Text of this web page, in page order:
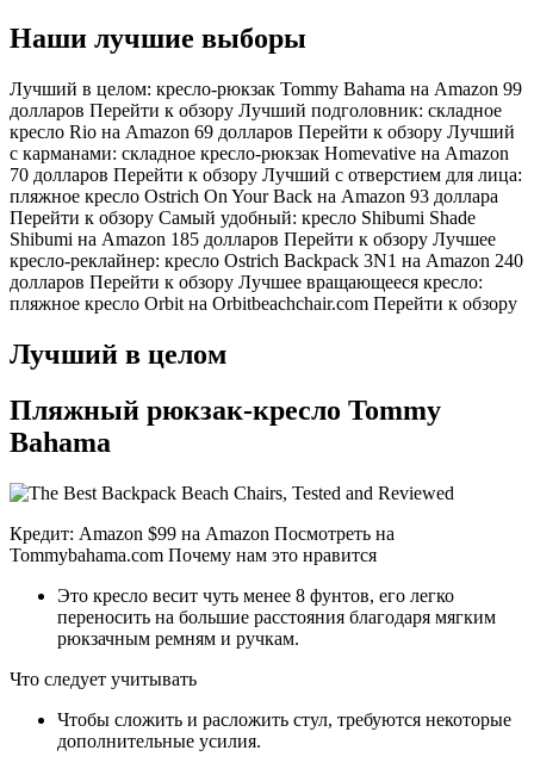
Наши лучшие выборы
Лучший в целом: кресло-рюкзак Tommy Bahama на Amazon 99
долларов Перейти к обзору Лучший подголовник: складное
кресло Rio на Amazon 69 долларов Перейти к обзору Лучший
с карманами: складное кресло-рюкзак Homevative на Amazon
70 долларов Перейти к обзору Лучший с отверстием для лица:
пляжное кресло Ostrich On Your Back на Amazon 93 доллара
Перейти к обзору Самый удобный: кресло Shibumi Shade
Shibumi на Amazon 185 долларов Перейти к обзору Лучшее
кресло-реклайнер: кресло Ostrich Backpack 3N1 на Amazon 240
долларов Перейти к обзору Лучшее вращающееся кресло:
пляжное кресло Orbit на Orbitbeachchair.com Перейти к обзору
Лучший в целом
Пляжный рюкзак-кресло Tommy
Bahama
Кредит: Amazon $99 на Amazon Посмотреть на
Tommybahama.com Почему нам это нравится
Это кресло весит чуть менее 8 фунтов, его легко
переносить на большие расстояния благодаря мягким
рюкзачным ремням и ручкам.
Что следует учитывать
Чтобы сложить и расложить стул, требуются некоторые
дополнительные усилия.